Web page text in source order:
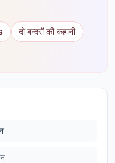
दो बन्दरों की कहानी